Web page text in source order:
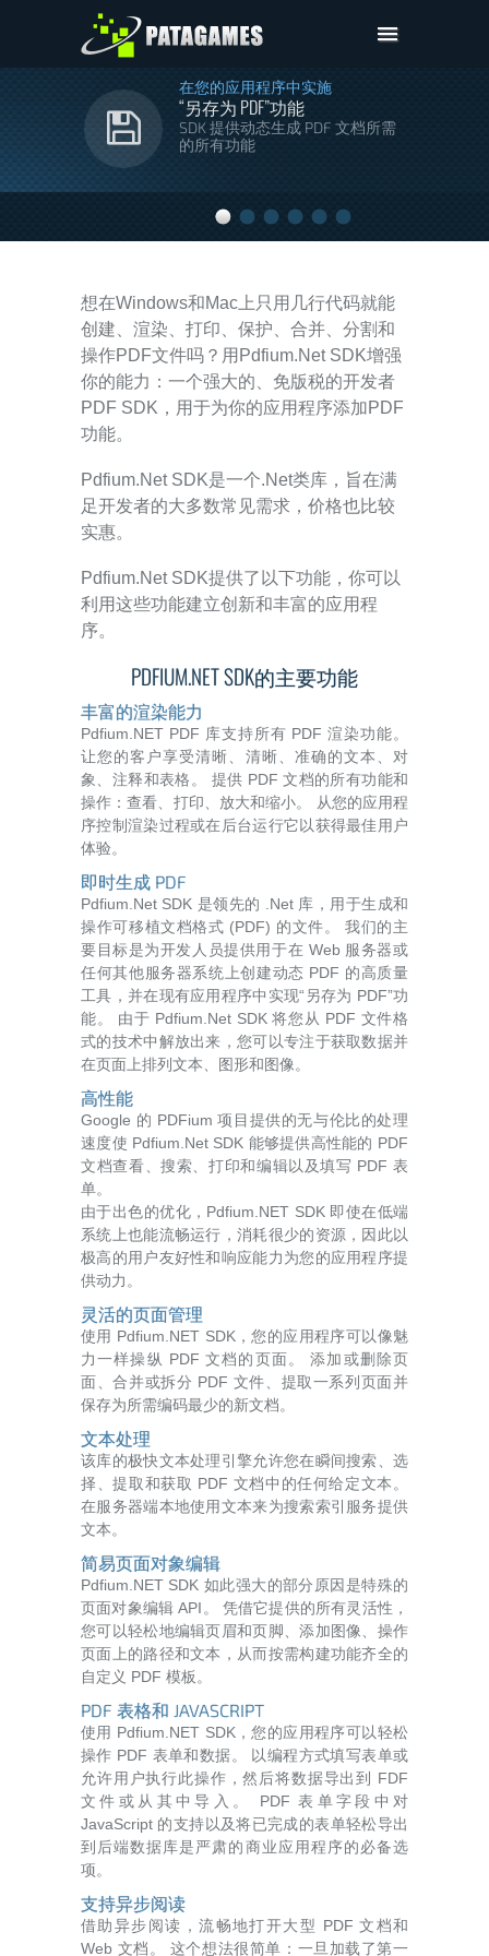
Pdfium.Net SDK
技术支持
公司
下载
在您的应用程序中实施
“另存为 PDF”功能
SDK 提供动态生成 PDF 文档所需
的所有功能
想在Windows和Mac上只用几行代码就能
创建、渲染、打印、保护、合并、分割和
操作PDF文件吗？用Pdfium.Net SDK增强
你的能力：一个强大的、免版税的开发者
PDF SDK，用于为你的应用程序添加PDF
功能。
Pdfium.Net SDK是一个.Net类库，旨在满
足开发者的大多数常见需求，价格也比较
实惠。
Pdfium.Net SDK提供了以下功能，你可以
利用这些功能建立创新和丰富的应用程
序。
PDFIUM.NET SDK的主要功能
丰富的渲染能力
Pdfium.NET PDF 库支持所有 PDF 渲染功能。
让您的客户享受清晰、清晰、准确的文本、对
象、注释和表格。 提供 PDF 文档的所有功能和
操作：查看、打印、放大和缩小。 从您的应用程
序控制渲染过程或在后台运行它以获得最佳用户
体验。
即时生成 PDF
Pdfium.Net SDK 是领先的 .Net 库，用于生成和
操作可移植文档格式 (PDF) 的文件。 我们的主
要目标是为开发人员提供用于在 Web 服务器或
任何其他服务器系统上创建动态 PDF 的高质量
工具，并在现有应用程序中实现“另存为 PDF”功
能。 由于 Pdfium.Net SDK 将您从 PDF 文件格
式的技术中解放出来，您可以专注于获取数据并
在页面上排列文本、图形和图像。
高性能
Google 的 PDFium 项目提供的无与伦比的处理
速度使 Pdfium.Net SDK 能够提供高性能的 PDF
文档查看、搜索、打印和编辑以及填写 PDF 表
单。
由于出色的优化，Pdfium.NET SDK 即使在低端
系统上也能流畅运行，消耗很少的资源，因此以
极高的用户友好性和响应能力为您的应用程序提
供动力。
灵活的页面管理
使用 Pdfium.NET SDK，您的应用程序可以像魅
力一样操纵 PDF 文档的页面。 添加或删除页
面、合并或拆分 PDF 文件、提取一系列页面并
保存为所需编码最少的新文档。
文本处理
该库的极快文本处理引擎允许您在瞬间搜索、选
择、提取和获取 PDF 文档中的任何给定文本。
在服务器端本地使用文本来为搜索索引服务提供
文本。
简易页面对象编辑
Pdfium.NET SDK 如此强大的部分原因是特殊的
页面对象编辑 API。 凭借它提供的所有灵活性，
您可以轻松地编辑页眉和页脚、添加图像、操作
页面上的路径和文本，从而按需构建功能齐全的
自定义 PDF 模板。
PDF 表格和 JAVASCRIPT
使用 Pdfium.NET SDK，您的应用程序可以轻松
操作 PDF 表单和数据。 以编程方式填写表单或
允许用户执行此操作，然后将数据导出到 FDF
文件或从其中导入。 PDF 表单字段中对
JavaScript 的支持以及将已完成的表单轻松导出
到后端数据库是严肃的商业应用程序的必备选
项。
支持异步阅读
借助异步阅读，流畅地打开大型 PDF 文档和
Web 文档。 这个想法很简单：一旦加载了第一